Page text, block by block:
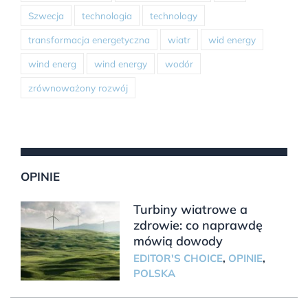
Szwecja technologia technology
transformacja energetyczna wiatr wid energy
wind energ wind energy wodór
zrównoważony rozwój
OPINIE
Turbiny wiatrowe a
zdrowie: co naprawdę
mówią dowody
EDITOR'S CHOICE, OPINIE,
POLSKA